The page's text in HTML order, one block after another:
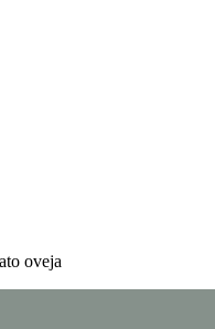
oveja